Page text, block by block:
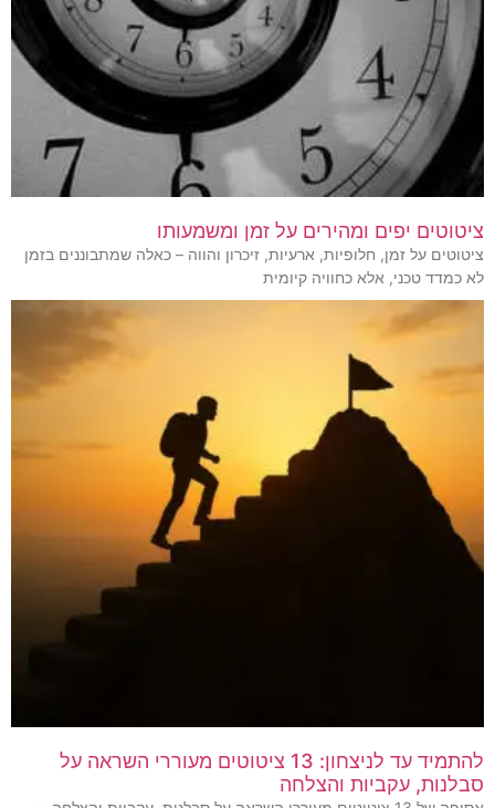
ציטוטים יפים ומהירים על זמן ומשמעותו
ציטוטים על זמן, חלופיות, ארעיות, זיכרון והווה – כאלה שמתבוננים בזמן
לא כמדד טכני, אלא כחוויה קיומית
להתמיד עד לניצחון: 13 ציטוטים מעוררי השראה על
סבלנות, עקביות והצלחה